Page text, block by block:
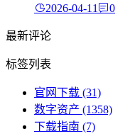
2026-04-11 0
最新评论
标签列表
官网下载 (31)
数字资产 (1358)
下载指南 (7)